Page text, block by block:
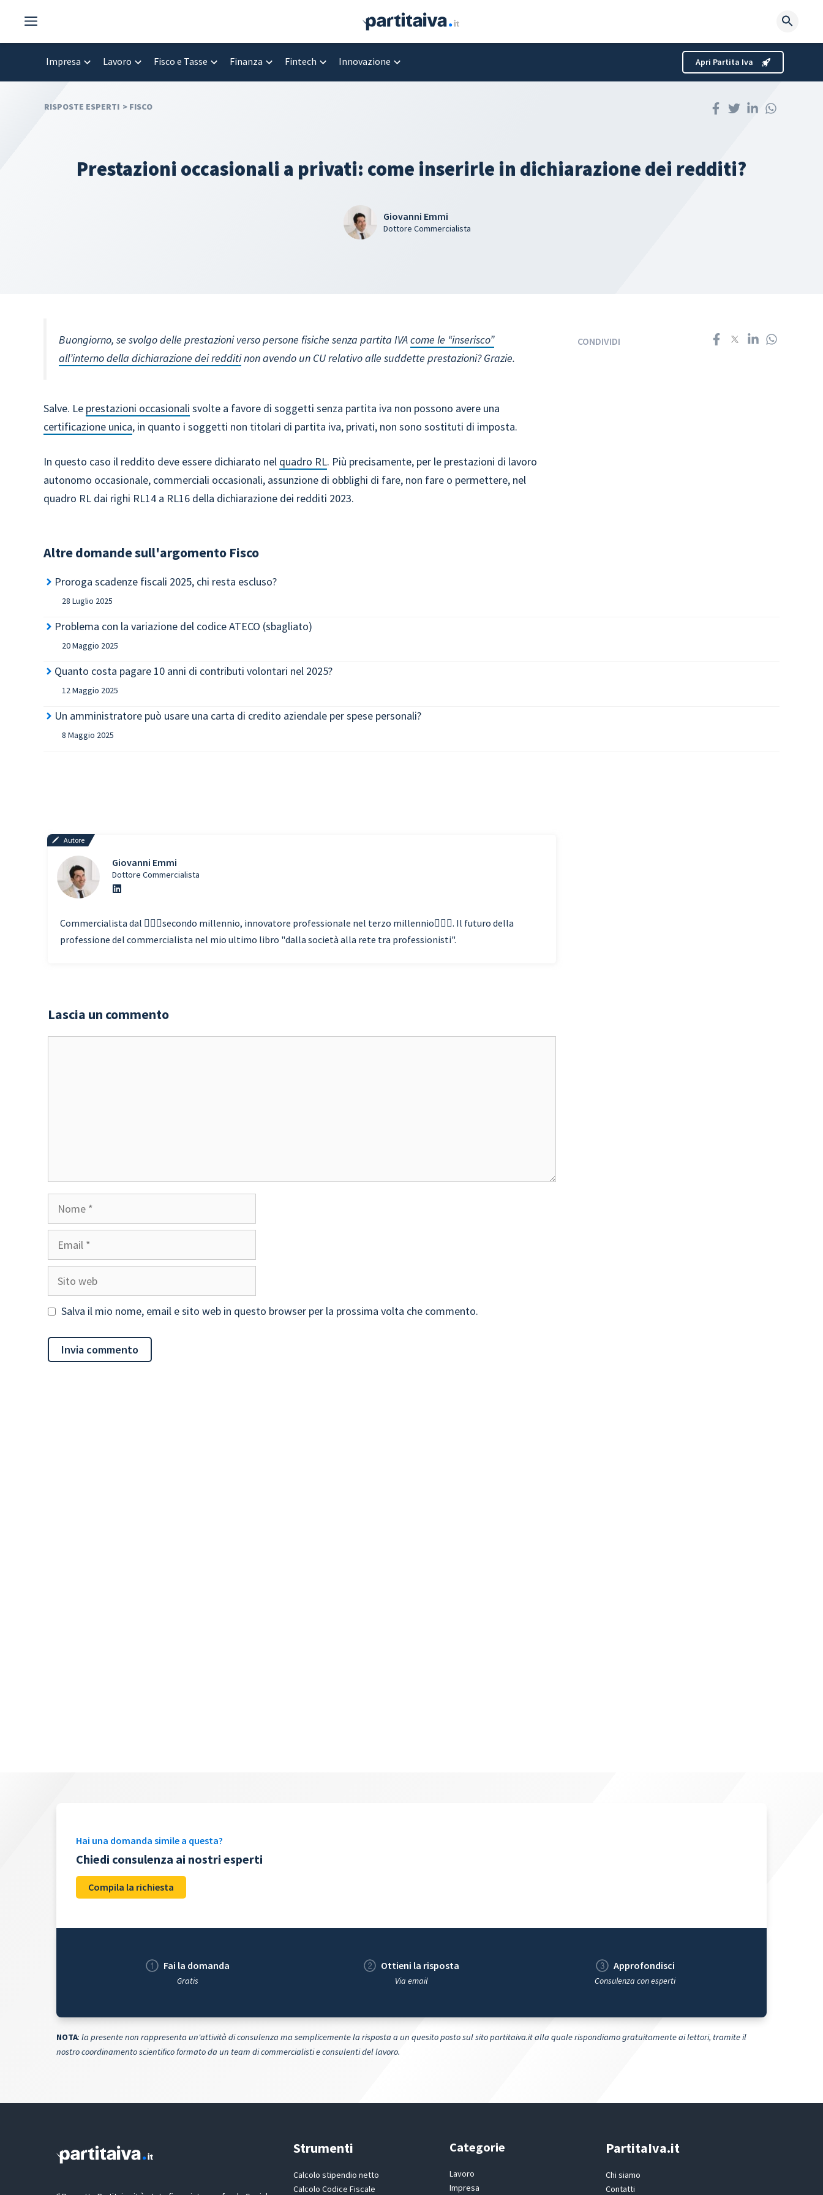
contenuto
Impresa Lavoro Fisco e Tasse Finanza Fintech Innovazione Apri Partita Iva
RISPOSTE ESPERTI > FISCO
Prestazioni occasionali a privati: come inserirle in dichiarazione dei redditi?
Giovanni Emmi
Dottore Commercialista
Buongiorno, se svolgo delle prestazioni verso persone fisiche senza partita IVAcome le “inserisco”
all’interno della dichiarazione dei redditinon avendo un CU relativo alle suddette prestazioni? Grazie.
Salve. Le prestazioni occasionali svolte a favore di soggetti senza partita iva non possono avere una
certificazione unica, in quanto i soggetti non titolari di partita iva, privati, non sono sostituti di imposta.
In questo caso il reddito deve essere dichiarato nel quadro RL. Più precisamente, per le prestazioni di lavoro
autonomo occasionale, commerciali occasionali, assunzione di obblighi di fare, non fare o permettere, nel
quadro RL dai righi RL14 a RL16 della dichiarazione dei redditi 2023.
CONDIVIDI
Altre domande sull'argomento Fisco
Proroga scadenze fiscali 2025, chi resta escluso?
28 Luglio 2025
Problema con la variazione del codice ATECO (sbagliato)
20 Maggio 2025
Quanto costa pagare 10 anni di contributi volontari nel 2025?
12 Maggio 2025
Un amministratore può usare una carta di credito aziendale per spese personali?
8 Maggio 2025
Autore
Giovanni Emmi
Dottore Commercialista
Commercialista dal 🧗🏾‍♀️secondo millennio, innovatore professionale nel terzo millennio🏃🏾‍♂️. Il futuro della
professione del commercialista nel mio ultimo libro "dalla società alla rete tra professionisti".
Lascia un commento
Nome
Email
Sito
web
Salva il mio nome, email e sito web in questo browser per la prossima volta che commento.
Hai una domanda simile a questa?
Chiedi consulenza ai nostri esperti
Compila la richiesta
Fai la domanda
Gratis
Ottieni la risposta
Via email
Approfondisci
Consulenza con esperti
NOTA: la presente non rappresenta un'attività di consulenza ma semplicemente la risposta a un quesito posto sul sito partitaiva.it alla quale rispondiamo gratuitamente ai lettori, tramite il
nostro coordinamento scientifico formato da un team di commercialisti e consulenti del lavoro.
Strumenti
Calcolo stipendio netto
Calcolo Codice Fiscale
Categorie
Lavoro
Impresa
PartitaIva.it
Chi siamo
Contatti